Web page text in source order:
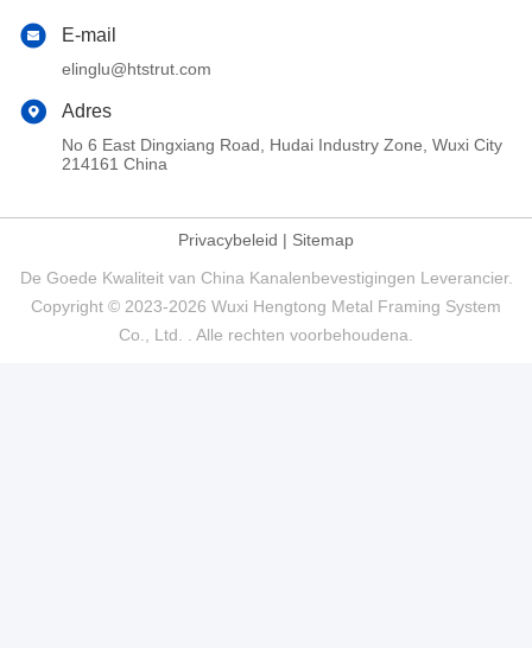
E-mail
elinglu@htstrut.com
Adres
No 6 East Dingxiang Road, Hudai Industry Zone, Wuxi City
214161 China
Privacybeleid | Sitemap
De Goede Kwaliteit van China Kanalenbevestigingen Leverancier.
Copyright © 2023-2026 Wuxi Hengtong Metal Framing System
Co., Ltd. . Alle rechten voorbehoudena.